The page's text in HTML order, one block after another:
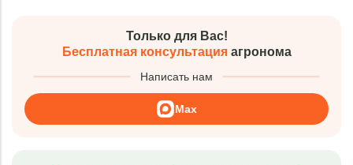
Только для Вас!
Бесплатная консультацияагронома
Написать нам
Max